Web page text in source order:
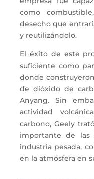
como
desecho que
y reutilizándolo.
El éxito de este
suficiente como
donde
de dióxido de
Anyang. Sin
actividad
carbono, Geely
importante de las
industria pesada,
en la atmósfera en